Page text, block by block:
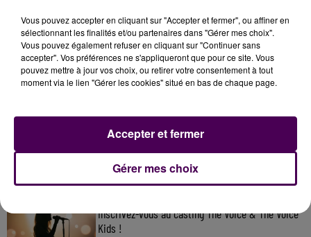
À LA UNE
7 août 2026
Gagnez vos pass pour le V and B Fest' 2026 !
Inscrivez-vous au casting The Voice & The Voice
Kids !
Vous pouvez accepter en cliquant sur "Accepter et fermer", ou affiner en
sélectionnant les finalités et/ou partenaires dans "Gérer mes choix".
Vous pouvez également refuser en cliquant sur "Continuer sans
accepter". Vos préférences ne s'appliqueront que pour ce site. Vous
pouvez mettre à jour vos choix, ou retirer votre consentement à tout
moment via le lien "Gérer les cookies" situé en bas de chaque page.
Gérer mes choix
Accepter et fermer